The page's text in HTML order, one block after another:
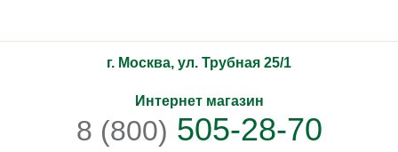
г. Москва, ул. Трубная 25/1
Интернет магазин
8 (800) 505-28-70